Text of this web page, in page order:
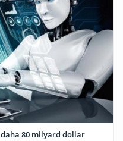
daha 80 milyard dollar